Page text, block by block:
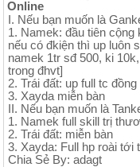
Online
I. Nếu bạn muốn là
1. Namek: đầu tiên cộng
nếu có đkiện thì up luôn
namek 1tr sđ 500, ki
trong đhvt]
2. Trái đất: up full tc
3. Xayda miễn bàn
II. Nếu bạn muốn là
1. Namek full skill trị
2. Trái đất: miễn bàn
3. Xayda: Full hp roài
Chia Sẻ By: adagt